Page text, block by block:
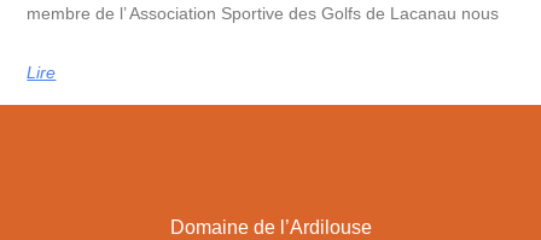
membre de l’ Association Sportive des Golfs de Lacanau nous
Lire
Domaine de l’Ardilouse